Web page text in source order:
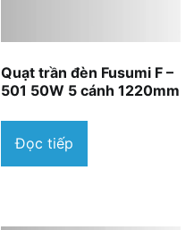
Quạt trần đèn Fusumi F –
501 50W 5 cánh 1220mm
Đọc tiếp